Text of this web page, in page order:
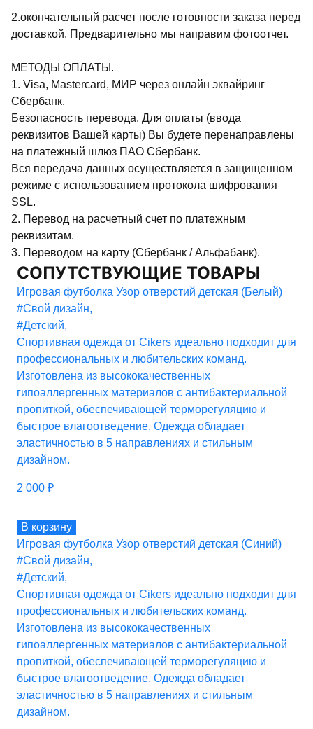
2.окончательный расчет после готовности заказа перед
доставкой. Предварительно мы направим фотоотчет.
МЕТОДЫ ОПЛАТЫ.
1. Visa, Mastercard, МИР через онлайн эквайринг
Сбербанк.
Безопасность перевода. Для оплаты (ввода
реквизитов Вашей карты) Вы будете перенаправлены
на платежный шлюз ПАО Сбербанк.
Вся передача данных осуществляется в защищенном
режиме с использованием протокола шифрования
SSL.
2. Перевод на расчетный счет по платежным
реквизитам.
3. Переводом на карту (Сбербанк / Альфабанк).
СОПУТСТВУЮЩИЕ ТОВАРЫ
Игровая футболка Узор отверстий детская (Белый)
#Свой дизайн,
#Детский,
Спортивная одежда от Cikers идеально подходит для
профессиональных и любительских команд.
Изготовлена из высококачественных
гипоаллергенных материалов с антибактериальной
пропиткой, обеспечивающей терморегуляцию и
быстрое влагоотведение. Одежда обладает
эластичностью в 5 направлениях и стильным
дизайном.
2 000 ₽
В корзину
Игровая футболка Узор отверстий детская (Синий)
#Свой дизайн,
#Детский,
Спортивная одежда от Cikers идеально подходит для
профессиональных и любительских команд.
Изготовлена из высококачественных
гипоаллергенных материалов с антибактериальной
пропиткой, обеспечивающей терморегуляцию и
быстрое влагоотведение. Одежда обладает
эластичностью в 5 направлениях и стильным
дизайном.